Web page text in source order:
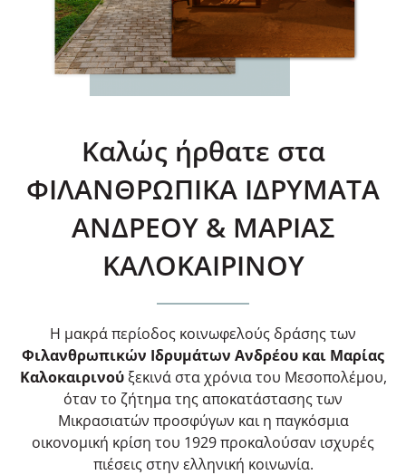
Καλώς ήρθατε στα
ΦΙΛΑΝΘΡΩΠΙΚΑ ΙΔΡΥΜΑΤΑ
ΑΝΔΡΕΟΥ & ΜΑΡΙΑΣ
ΚΑΛΟΚΑΙΡΙΝΟΥ
Η μακρά περίοδος κοινωφελούς δράσης των
Φιλανθρωπικών Ιδρυμάτων Ανδρέου και Μαρίας
Καλοκαιρινούξεκινά στα χρόνια του Μεσοπολέμου,
όταν το ζήτημα της αποκατάστασης των
Μικρασιατών προσφύγων και η παγκόσμια
οικονομική κρίση του 1929 προκαλούσαν ισχυρές
πιέσεις στην ελληνική κοινωνία.